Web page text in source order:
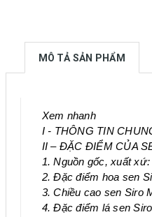
MÔ TẢ SẢN PHẨM
Xem nhanh
I - THÔNG TIN
II – ĐẶC ĐIỂM CỦA
1. Nguồn gốc, xuất xứ:
2. Đặc điểm hoa sen
3. Chiều cao sen Siro
4. Đặc điểm lá sen